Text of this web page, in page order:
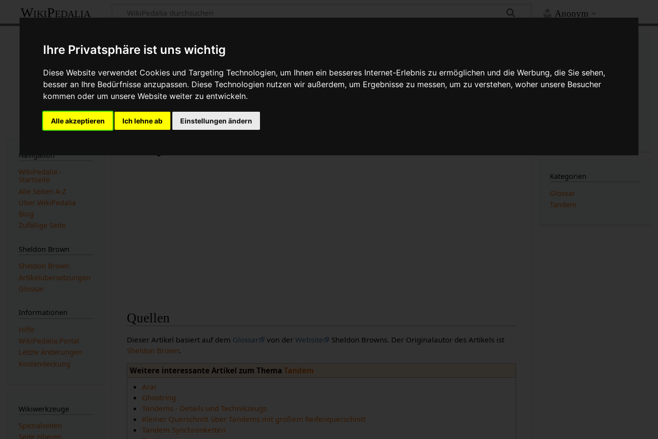
Ihre Privatsphäre ist uns wichtig
Diese Website verwendet Cookies und Targeting Technologien, um Ihnen ein besseres Internet-Erlebnis zu ermöglichen und die Werbung, die Sie sehen,
besser an Ihre Bedürfnisse anzupassen. Diese Technologien nutzen wir außerdem, um Ergebnisse zu messen, um zu verstehen, woher unsere Besucher
kommen oder um unsere Website weiter zu entwickeln.
Alle akzeptieren Ich lehne ab Einstellungen ändern
Anonym
WikiPedalia
Klingone
Seite Diskussion Quelltext anzeigen Versionsgeschichte
Version vom 4. Mai 2017, 09:56 Uhr von
Tandemfahrernennen einenWindschatten-Lutscher
Quellen
Dieser Artikel basiert auf dem Glossar von derWebsite
Sheldon Browns. Der Originalautor des Artikels ist
Sheldon Brown.
Weitere interessante Artikel zum ThemaTandem
Arai
Ghostring
Tandems - Details und Technikzeugs
Kleiner Querschnitt über Tandems mit großem Reifenquerschnitt
Tandem Synchronketten
Navigation
WikiPedalia -
Startseite
Alle Seiten A-Z
Über WikiPedalia
Blog
Zufällige Seite
Sheldon Brown
Sheldon Brown
Artikelübersetzungen
Glossar
Informationen
Hilfe
WikiPedalia:Portal
Letzte Änderungen
Kostendeckung
Wikiwerkzeuge
Spezialseiten
Seite zitieren
Änderungen an verlinkten
Seiten
Kategorien
Glossar
Tandem